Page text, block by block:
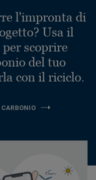
l'impronta di
Usa il
scoprire
del tuo
con il riciclo.